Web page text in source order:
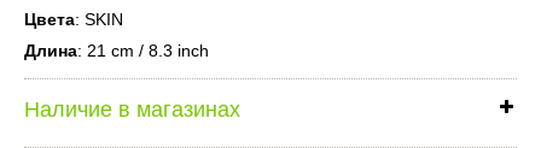
Цвета: SKIN
Длина: 21 cm / 8.3 inch
Наличие в магазинах